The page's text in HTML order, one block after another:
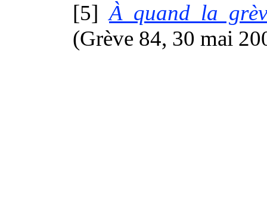
[5]À quand la
(Grève 84, 30 mai